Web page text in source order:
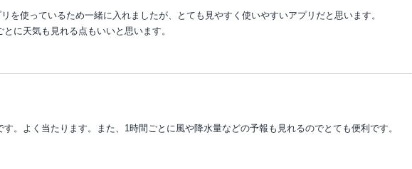
を使っているため一緒に入れましたが、とても見やすく使いやすいアプリだと思います。
に天気も見れる点もいいと思います。
す。よく当たります。また、1時間ごとに風や降水量などの予報も見れるのでとても便利です。